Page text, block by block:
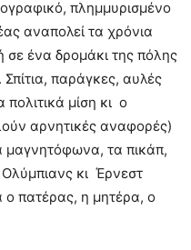
πλημμυρισμένο
αναπολεί τα χρόνια
σε ένα δρομάκι της πόλης
παράγκες, αυλές
πολιτικά μίση κι ο
αρνητικές αναφορές)
μαγνητόφωνα, τα πικάπ,
Ολύμπιανς κι Έρνεστ
ο πατέρας, η μητέρα, ο